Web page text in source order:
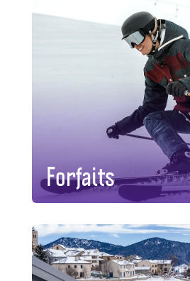
Forfaits